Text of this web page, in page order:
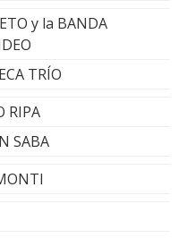
y la BANDA
TRÍO
RIPA
SABA